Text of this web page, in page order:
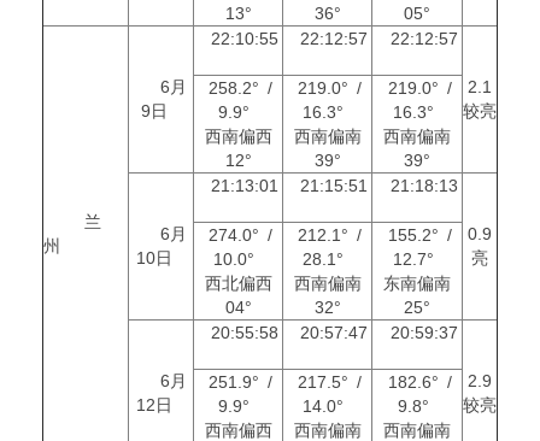
13°
36°
05°
兰
州
6月
9日
22:10:55 22:12:57 22:12:57
2.1
较亮
258.2° /
9.9°
西南偏西
12°
219.0° /
16.3°
西南偏南
39°
219.0° /
16.3°
西南偏南
39°
6月
10日
21:13:01 21:15:51 21:18:13
0.9
亮
274.0° /
10.0°
西北偏西
04°
212.1° /
28.1°
西南偏南
32°
155.2° /
12.7°
东南偏南
25°
6月
12日
20:55:58 20:57:47 20:59:37
2.9
较亮
251.9° /
9.9°
西南偏西
217.5° /
14.0°
西南偏南
182.6° /
9.8°
西南偏南